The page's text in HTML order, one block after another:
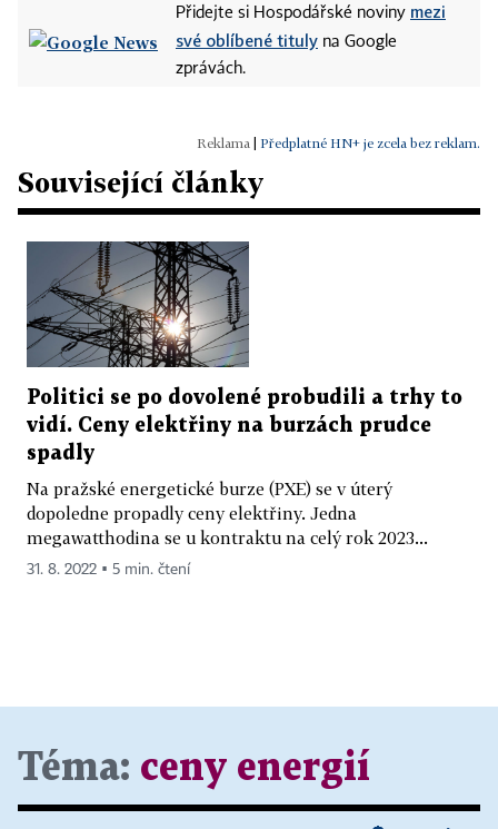
Přidejte si Hospodářské noviny mezi
své oblíbené tituly na Google
zprávách.
Předplatné HN+ je zcela bez reklam.
Související články
Politici se po dovolené probudili a trhy to
vidí. Ceny elektřiny na burzách prudce
spadly
Na pražské energetické burze (PXE) se v úterý
dopoledne propadly ceny elektřiny. Jedna
megawatthodina se u kontraktu na celý rok 2023...
31. 8. 2022 ▪ 5 min. čtení
Téma: ceny energií